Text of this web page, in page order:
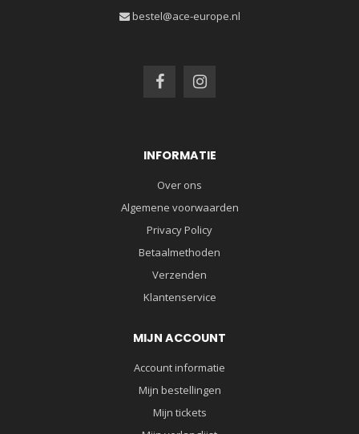
bestel@ace-europe.nl
INFORMATIE
Over ons
Algemene voorwaarden
Privacy Policy
Betaalmethoden
Verzenden
Klantenservice
MIJN ACCOUNT
Account informatie
Mijn bestellingen
Mijn tickets